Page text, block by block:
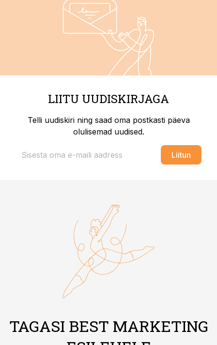
LIITU UUDISKIRJAGA
Telli uudiskiri ning saad oma postkasti päeva
olulisemad uudised.
Liitun
TAGASI BEST MARKETING